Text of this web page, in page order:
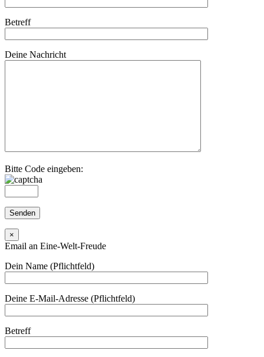
Betreff
Deine Nachricht
Bitte Code eingeben:
×
Email an Eine-Welt-Freude
Dein Name (Pflichtfeld)
Deine E-Mail-Adresse (Pflichtfeld)
Betreff